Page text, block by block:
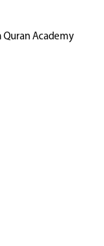
Quran Academy